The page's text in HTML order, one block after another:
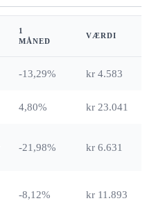
1
MÅNED
VÆRDI
-13,29% kr 4.583
4,80% kr 23.041
-21,98% kr 6.631
-8,12% kr 11.893